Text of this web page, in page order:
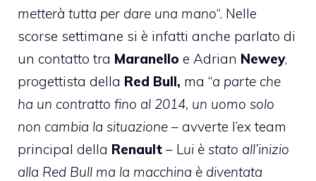
metterà tutta per dare una mano“. Nelle
scorse settimane si è infatti anche parlato di
un contatto tra Maranello e Adrian Newey,
progettista della Red Bull, ma “a parte che
ha un contratto fino al 2014, un uomo solo
non cambia la situazione – avverte l’ex team
principal della Renault – L ui è stato all’inizio
alla Red Bull ma la macchina è diventata